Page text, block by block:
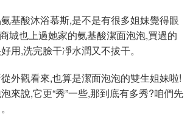
酸沐浴慕斯,是不是有很多姐妹覺得眼
城也上過她家的氨基酸潔面泡泡,買過的
用,洗完臉干凈水潤又不拔干。
觀看來,也算是潔面泡泡的雙生姐妹啦!
來說,它更“秀”一些,那到底有多秀?咱們先